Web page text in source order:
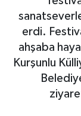
erdi.
ahşaba
Kurşunlu
Sağlık
Yaşam
Resmi
Haber